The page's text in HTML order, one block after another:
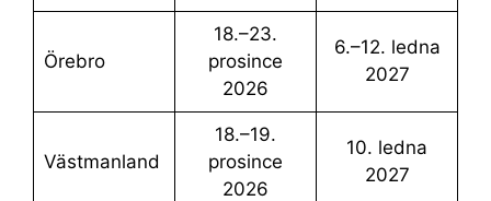
Örebro
18.–23.
prosince
2026
6.–12. ledna
2027
Västmanland
18.–19.
prosince
2026
10. ledna
2027